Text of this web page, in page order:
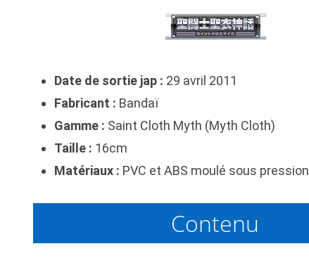
Date de sortie jap : 29 avril 2011
Fabricant : Bandaï
Gamme : Saint Cloth Myth (Myth Cloth)
Taille : 16cm
Matériaux : PVC et ABS moulé sous pression
Contenu